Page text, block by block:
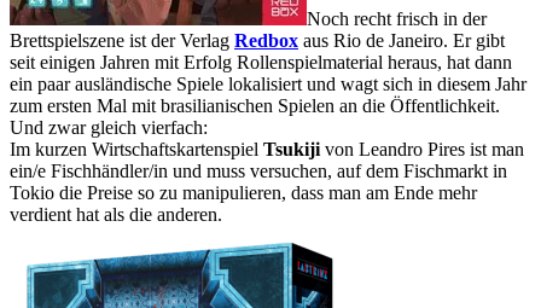
Noch recht frisch in der
Brettspielszene ist der Verlag Redbox aus Rio de Janeiro. Er gibt
seit einigen Jahren mit Erfolg Rollenspielmaterial heraus, hat dann
ein paar ausländische Spiele lokalisiert und wagt sich in diesem Jahr
zum ersten Mal mit brasilianischen Spielen an die Öffentlichkeit.
Und zwar gleich vierfach:
Im kurzen Wirtschaftskartenspiel Tsukiji von Leandro Pires ist man
ein/e Fischhändler/in und muss versuchen, auf dem Fischmarkt in
Tokio die Preise so zu manipulieren, dass man am Ende mehr
verdient hat als die anderen.